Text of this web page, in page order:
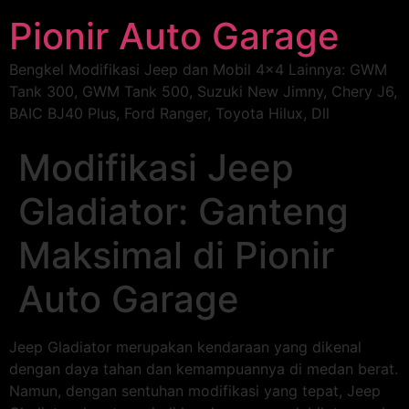
Pionir Auto Garage
Bengkel Modifikasi Jeep dan Mobil 4×4 Lainnya: GWM
Tank 300, GWM Tank 500, Suzuki New Jimny, Chery J6,
BAIC BJ40 Plus, Ford Ranger, Toyota Hilux, Dll
Modifikasi Jeep
Gladiator: Ganteng
Maksimal di Pionir
Auto Garage
Jeep Gladiator merupakan kendaraan yang dikenal
dengan daya tahan dan kemampuannya di medan berat.
Namun, dengan sentuhan modifikasi yang tepat, Jeep